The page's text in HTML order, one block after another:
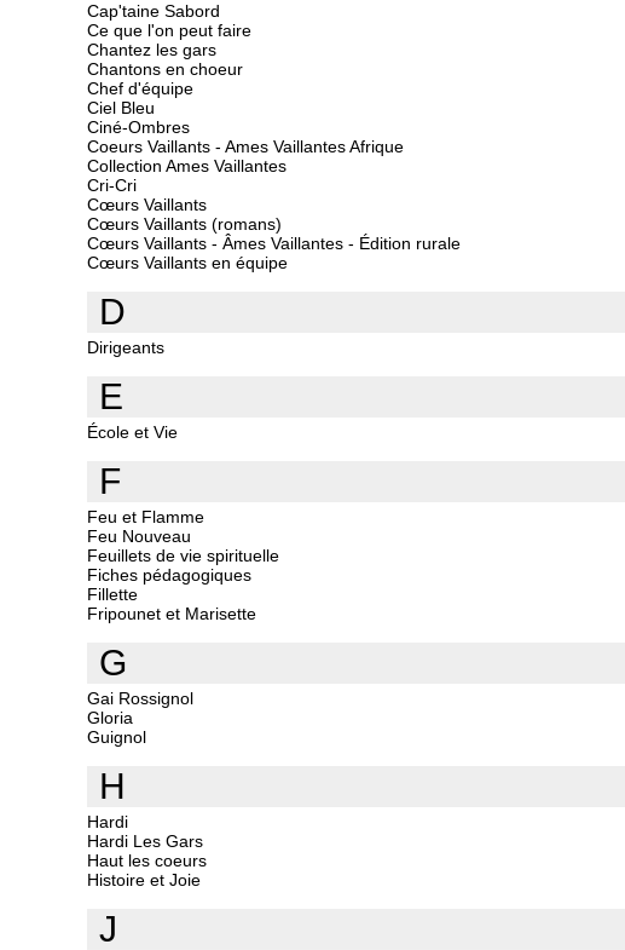
Cap'taine Sabord
Ce que l'on peut faire
Chantez les gars
Chantons en choeur
Chef d'équipe
Ciel Bleu
Ciné-Ombres
Coeurs Vaillants - Ames Vaillantes Afrique
Collection Ames Vaillantes
Cri-Cri
Cœurs Vaillants
Cœurs Vaillants (romans)
Cœurs Vaillants - Âmes Vaillantes - Édition rurale
Cœurs Vaillants en équipe
D
Dirigeants
E
École et Vie
F
Feu et Flamme
Feu Nouveau
Feuillets de vie spirituelle
Fiches pédagogiques
Fillette
Fripounet et Marisette
G
Gai Rossignol
Gloria
Guignol
H
Hardi
Hardi Les Gars
Haut les coeurs
Histoire et Joie
J